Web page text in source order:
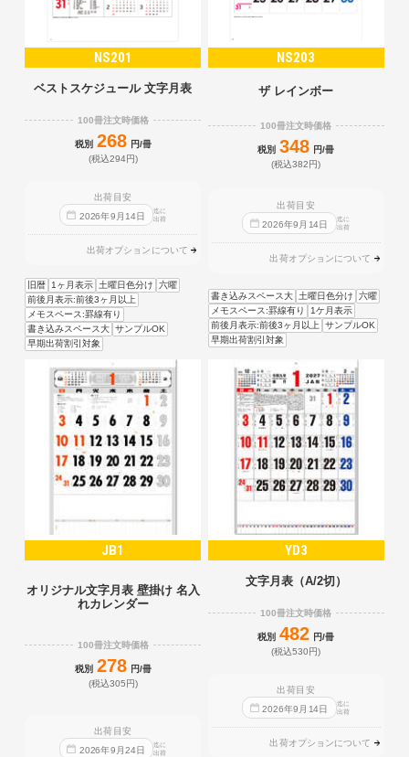
NS201
ベストスケジュール 文字月表
100冊注文時価格
税別 268 円/冊
(税込294円)
出荷目安
2026年9 月 14日
迄に
出荷
出荷オプションについて
旧暦 1ヶ月表示 土曜日色分け
六曜
前後月表示:前後3ヶ月以上
メモスペース:罫線有り
書き込みスペース大 サンプルOK
早期出荷割引対象
NS203
ザ レインボー
100冊注文時価格
税別 348 円/冊
(税込382円)
出荷目安
2026年9 月 14日
迄に
出荷
出荷オプションについて
書き込みスペース大 土曜日色分け
六曜
メモスペース:罫線有り
1ケ月表示
前後月表示:前後3ヶ月以上 サンプルOK
早期出荷割引対象
JB1
オリジナル文字月表 壁掛け 名入
れカレンダー
100冊注文時価格
税別 278 円/冊
(税込305円)
出荷目安
2026年9 月24日
迄に
出荷
YD3
文字月表（A/2切）
100冊注文時価格
税別 482 円/冊
(税込530円)
出荷目安
2026年9 月 14日
迄に
出荷
出荷オプションについて